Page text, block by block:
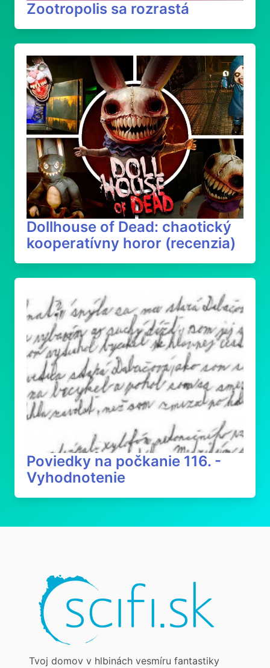
Zootropolis sa rozrastá
Dollhouse of Dead: chaotický
kooperatívny horor (recenzia)
Poviedky na počkanie 116. -
Vyhodnotenie
Tvoj domov v hlbinách vesmíru fantastiky